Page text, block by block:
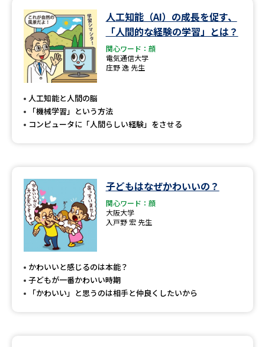
人工知能（AI）の成長を促す、
「人間的な経験の学習」とは？
関心ワード：顔
電気通信大学
庄野 逸 先生
人工知能と人間の脳
「機械学習」という方法
コンピュータに「人間らしい経験」をさせる
子どもはなぜかわいいの？
関心ワード：顔
大阪大学
入戸野 宏 先生
かわいいと感じるのは本能？
子どもが一番かわいい時期
「かわいい」と思うのは相手と仲良くしたいから